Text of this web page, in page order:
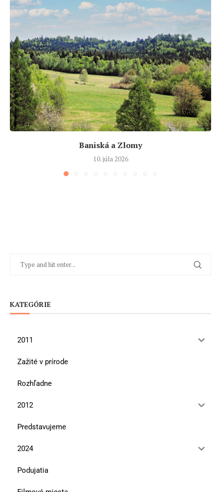
Baniská a Zlomy
10. júla 2026
KATEGÓRIE
2011
Zažité v prírode
Rozhľadne
2012
Predstavujeme
2024
Podujatia